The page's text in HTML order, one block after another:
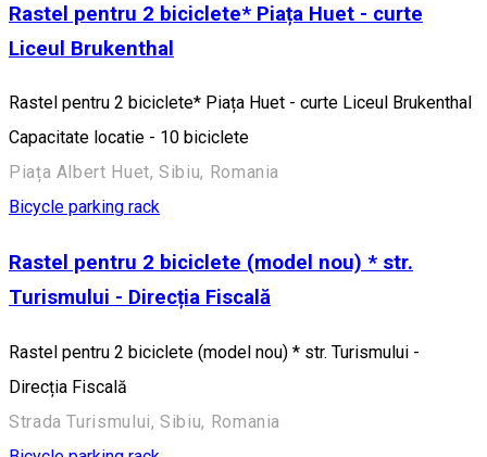
Rastel pentru 2 biciclete* Piața Huet - curte
Liceul Brukenthal
Rastel pentru 2 biciclete* Piața Huet - curte Liceul Brukenthal
Capacitate locatie - 10 biciclete
Piața Albert Huet, Sibiu, Romania
Bicycle parking rack
Rastel pentru 2 biciclete (model nou) * str.
Turismului - Direcția Fiscală
Rastel pentru 2 biciclete (model nou) * str. Turismului -
Direcția Fiscală
Strada Turismului, Sibiu, Romania